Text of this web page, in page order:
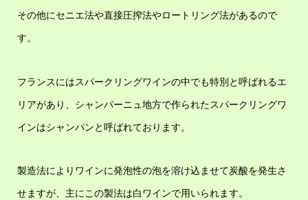
その他にセニエ法や直接圧搾法やロートリング法があるので
す。
フランスにはスパークリングワインの中でも特別と呼ばれるエ
リアがあり、シャンパーニュ地方で作られたスパークリングワ
インはシャンパンと呼ばれております。
製造法によりワインに発泡性の泡を溶け込ませて炭酸を発生さ
せますが、主にこの製法は白ワインで用いられます。